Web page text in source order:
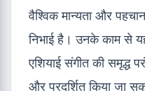
वैश्विक मान्यता और
निभाई है। उनके काम से यह
एशियाई संगीत की समृद्ध
और प्रदर्शित किया जा